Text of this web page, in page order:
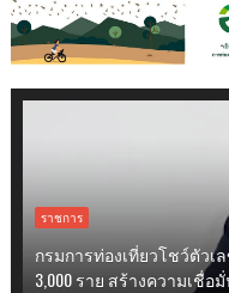
ราชการ
กรมการท่องเที่ยวโชว์ตัวเ
3,000 ราย สร้างความเชื่